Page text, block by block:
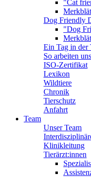
"Cat
Dog Friendly
"Dog
Ein Tag in
So arbeiten
ISO-Zertifikat
Lexikon
Wildtiere
Chronik
Tierschutz
Anfahrt
Team
Unser Team
Klinikleitung
Tierärzt:innen